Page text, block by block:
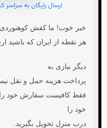
ارسال رایگان به
خبر خوب! ما کفش کوهنوردی
هر نقطه از ایران که باشید
دیگر نیازی به
پرداخت هزینه حمل و نقل
فقط کافیست سفارش خود را
خود را
درب منزل تحویل بگیرید.